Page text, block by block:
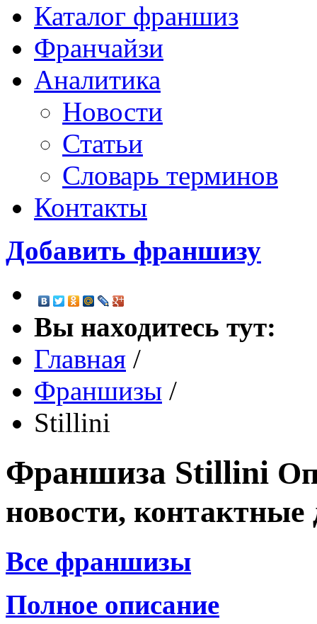
Каталог франшиз
Франчайзи
Аналитика
Новости
Статьи
Словарь терминов
Контакты
Добавить франшизу
Вы находитесь тут:
Главная /
Франшизы /
Stillini
Франшиза Stillini
новости,
Все франшизы
Полное описание